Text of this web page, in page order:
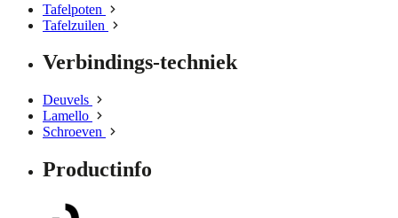
Tafelpoten
Tafelzuilen
Verbindings-techniek
Deuvels
Lamello
Schroeven
Productinfo